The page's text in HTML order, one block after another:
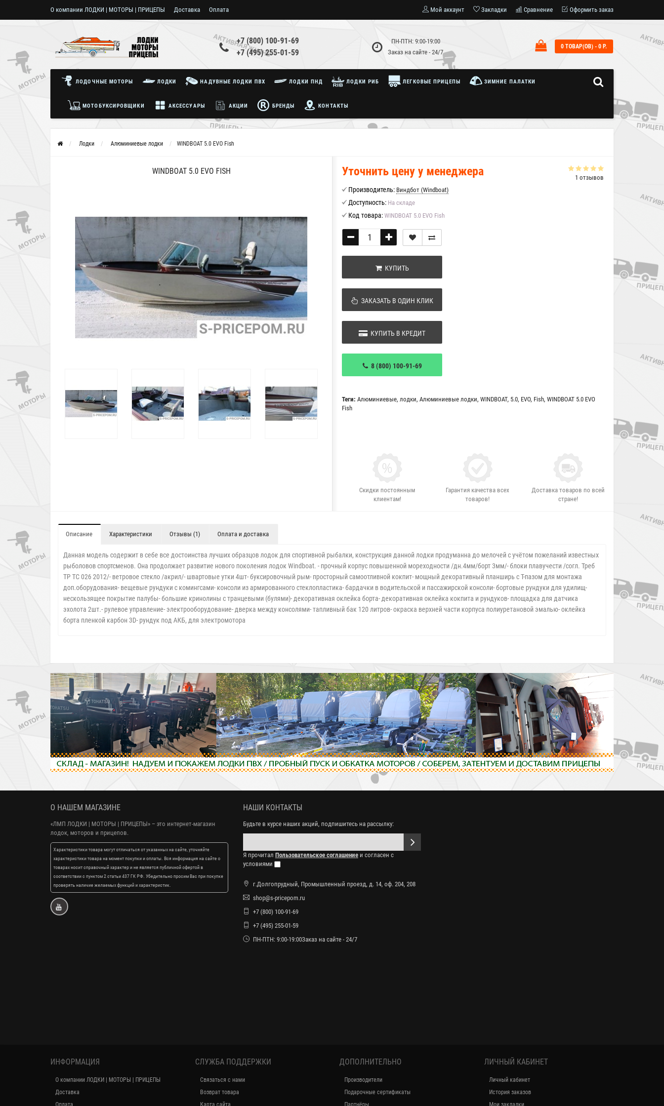
О компании ЛОДКИ | МОТОРЫ | ПРИЦЕПЫ Доставка Оплата Мой аккаунт Закладки Сравнение Оформить заказ
+7 (800) 100-91-69
+7 (495) 255-01-59
ПН-ПТН: 9:00-19:00
Заказ на сайте - 24/7
0 ТОВАР(ОВ) - 0 Р.
ЛОДОЧНЫЕ МОТОРЫ ЛОДКИ НАДУВНЫЕ ЛОДКИ ПВХ ЛОДКИ ПНД ЛОДКИ РИБ ЛЕГКОВЫЕ ПРИЦЕПЫ ЗИМНИЕ ПАЛАТКИ
МОТОБУКСИРОВЩИКИ АКСЕССУАРЫ АКЦИИ БРЕНДЫ КОНТАКТЫ
Лодки Алюминиевые лодки WINDBOAT 5.0 EVO Fish
WINDBOAT 5.0 EVO FISH
1 отзывов
Уточнить цену у менеджера
Производитель: Виндбот (Windboat)
Доступность: На складе
Код товара: WINDBOAT 5.0 EVO Fish
КУПИТЬ
ЗАКАЗАТЬ В ОДИН КЛИК
КУПИТЬ В КРЕДИТ
8 (800) 100-91-69
Теги: Алюминиевые, лодки, Алюминиевые лодки, WINDBOAT, 5.0, EVO, Fish, WINDBOAT 5.0 EVO
Fish
Скидки постоянным
клиентам!
Гарантия качества всех
товаров!
Доставка товаров по всей
стране!
Описание Характеристики Отзывы (1) Оплата и доставка
Данная модель содержит в себе все достоинства лучших образцов лодок для спортивной рыбалки, конструкция данной лодки продуманна до мелочей с учётом пожеланий известных
рыболовов спортсменов. Она продолжает развитие нового поколения лодок Windboat. - прочный корпус повышенной мореходности /дн.4мм/борт 3мм/- блоки плавучести /согл. Треб
ТР ТС 026 2012/- ветровое стекло /акрил/- швартовые утки 4шт- буксировочный рым- просторный самоотливной кокпит- мощный декоративный планширь с Т-пазом для монтажа
доп.оборудования- вещевые рундуки с комингсами- консоли из армированного стеклопластика- бардачки в водительской и пассажирской консоли- бортовые рундуки для удилищ-
нескользящее покрытие палубы- большие кринолины с транцевыми (булями)- декоративная оклейка борта- декоративная оклейка кокпита и рундуков- площадка для датчика
эхолота 2шт.- рулевое управление- электрооборудование- дверка между консолями- тапливный бак 120 литров- окраска верхней части корпуса полиуретановой эмалью- оклейка
борта пленкой карбон 3D- рундук под АКБ, для электромотора
О НАШЕМ МАГАЗИНЕ
«ЛМП ЛОДКИ | МОТОРЫ | ПРИЦЕПЫ» – это интернет-магазин
лодок, моторов и прицепов.
Характеристики товара могут отличаться от указанных на сайте, уточняйте
характеристики товара на момент покупки и оплаты. Вся информация на сайте о
товарах носит справочный характер и не является публичной офертой в
соответствии с пунктом 2 статьи 437 ГК РФ. Убедительно просим Вас при покупке
проверять наличие желаемых функций и характеристик.
НАШИ КОНТАКТЫ
Будьте в курсе наших акций, подпишитесь на рассылку:
Я прочитал Пользовательское соглашение и согласен с
условиями
г.Долгопрудный, Промышленный проезд, д. 14, оф. 204, 208
shop@s-pricepom.ru
+7 (800) 100-91-69
+7 (495) 255-01-59
ПН-ПТН: 9:00-19:00Заказ на сайте - 24/7
ИНФОРМАЦИЯ
О компании ЛОДКИ | МОТОРЫ | ПРИЦЕПЫ
Доставка
Оплата
СЛУЖБА ПОДДЕРЖКИ
Связаться с нами
Возврат товара
Карта сайта
ДОПОЛНИТЕЛЬНО
Производители
Подарочные сертификаты
Партнёры
ЛИЧНЫЙ КАБИНЕТ
Личный кабинет
История заказов
Мои закладки